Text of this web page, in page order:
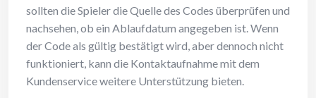
sollten die Spieler die Quelle des Codes überprüfen und
nachsehen, ob ein Ablaufdatum angegeben ist. Wenn
der Code als gültig bestätigt wird, aber dennoch nicht
funktioniert, kann die Kontaktaufnahme mit dem
Kundenservice weitere Unterstützung bieten.